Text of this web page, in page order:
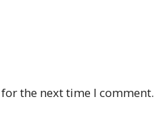
the next time I comment.